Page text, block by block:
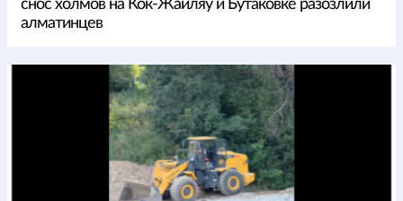
снос холмов на Кок-Жайляу и Бутаковке разозлили
алматинцев